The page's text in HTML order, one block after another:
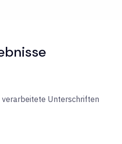
verarbeitete Unterschriften